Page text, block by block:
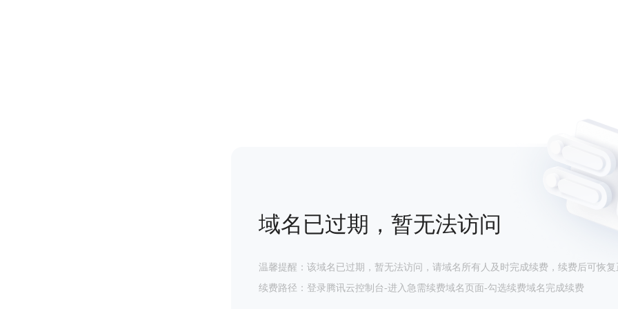
域名已过期，暂无法访问
温馨提醒：该域名已过期，暂无法访问，请域名所有人及时完成续费，续费后可恢复
续费路径：登录腾讯云控制台-进入急需续费域名页面-勾选续费域名完成续费